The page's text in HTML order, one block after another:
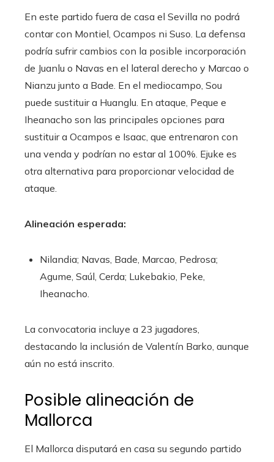
En este partido fuera de casa el Sevilla no podrá
contar con Montiel, Ocampos ni Suso. La defensa
podría sufrir cambios con la posible incorporación
de Juanlu o Navas en el lateral derecho y Marcao o
Nianzu junto a Bade. En el mediocampo, Sou
puede sustituir a Huanglu. En ataque, Peque e
Iheanacho son las principales opciones para
sustituir a Ocampos e Isaac, que entrenaron con
una venda y podrían no estar al 100%. Ejuke es
otra alternativa para proporcionar velocidad de
ataque.
Alineación esperada:
Nilandia; Navas, Bade, Marcao, Pedrosa;
Agume, Saúl, Cerda; Lukebakio, Peke,
Iheanacho.
La convocatoria incluye a 23 jugadores,
destacando la inclusión de Valentín Barko, aunque
aún no está inscrito.
Posible alineación de
Mallorca
El Mallorca disputará en casa su segundo partido